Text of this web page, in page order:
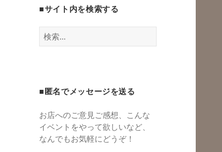
ュ*カフェのよう
にくつろぐ*親子イ
ベントも
■サイト内を検索する
検
索:
■匿名でメッセージを送る
お店へのご意見ご感想、こんな
イベントをやって欲しいなど、
なんでもお気軽にどうぞ！